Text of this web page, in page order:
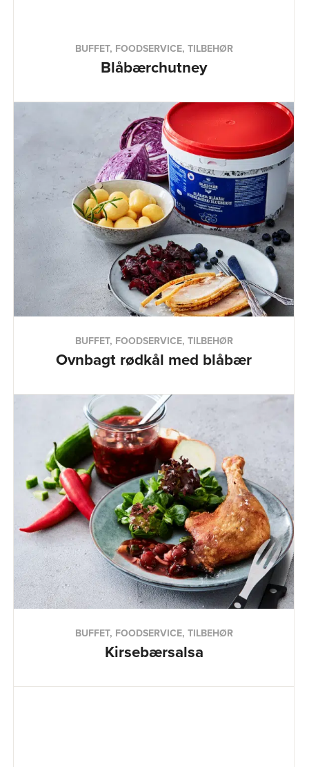
BUFFET, FOODSERVICE, TILBEHØR
Blåbærchutney
BUFFET, FOODSERVICE, TILBEHØR
Ovnbagt rødkål med blåbær
BUFFET, FOODSERVICE, TILBEHØR
Kirsebærsalsa